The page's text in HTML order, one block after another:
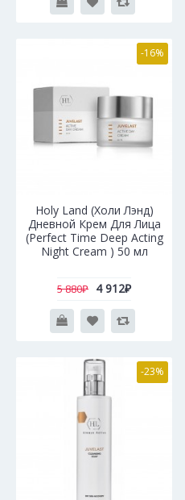
-16%
Holy Land (Холи Лэнд)
Дневной Крем Для Лица
(Perfect Time Deep Acting
Night Cream ) 50 мл
5 880₽ 4 912₽
-23%